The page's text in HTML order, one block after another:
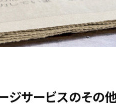
ジサービスのその